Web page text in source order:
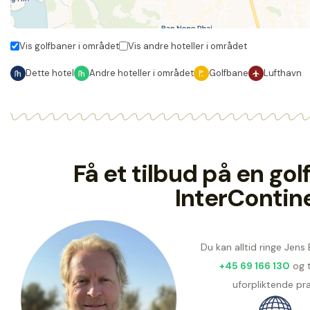
Vis golfbaner i området Vis andre hoteller i området
Dette hotel Andre hoteller i området Golfbane Lufthavn
Få et tilbud på en
Du kan alltid ringe Jens
+45 69 166 130 og
uforpliktende